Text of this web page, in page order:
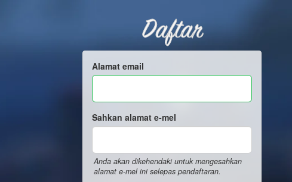
Daftar
Alamat email
Sahkan alamat e-mel
Anda akan dikehendaki untuk mengesahkan
alamat e-mel ini selepas pendaftaran.